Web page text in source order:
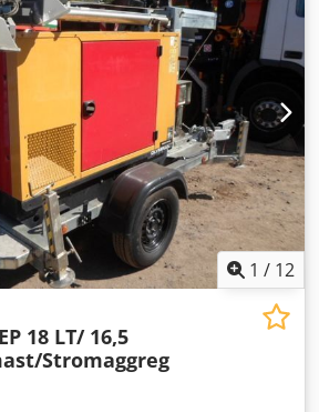
1 / 12
18 LT/ 16,5
Stromaggreg